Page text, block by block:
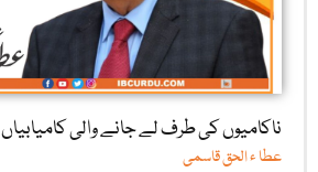
ناکامیوں کی طرف لے جانے والی کامیابیاں
عطا ء الحق قاسمی